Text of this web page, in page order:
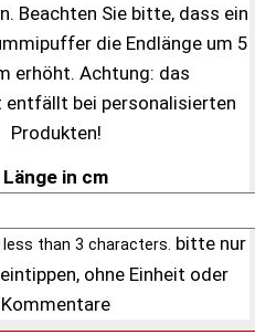
Beachten Sie bitte, dass ein
die Endlänge um 5
erhöht. Achtung: das
bei personalisierten
Produkten!
Länge in cm
than 3 characters. bitte nur
ohne Einheit oder
Kommentare